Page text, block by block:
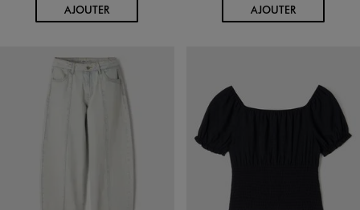
AJOUTERAU PANIER AJOUTERAU PANIER